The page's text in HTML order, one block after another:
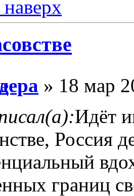
» 18 мар
Идёт
Россия
границ